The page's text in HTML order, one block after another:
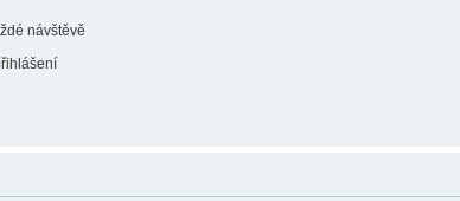
návštěvě